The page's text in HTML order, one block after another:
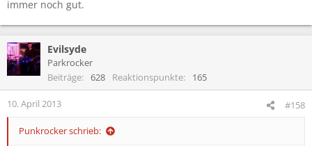
immer noch gut.
Evilsyde
Parkrocker
Beiträge
628 Reaktionspunkte 165
10. April 2013 #158
Punkrocker schrieb: